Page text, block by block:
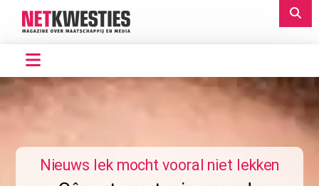
Nieuws lek mocht vooral niet lekken